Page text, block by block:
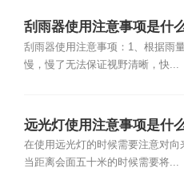
刮雨器使用注意事项是什
刮雨器使用注意事项：1、根据雨
慢，慢了无法保证视野清晰，快...
远光灯使用注意事项是什
在使用远光灯的时候需要注意对向
当距离会面五十米的时候需要将...